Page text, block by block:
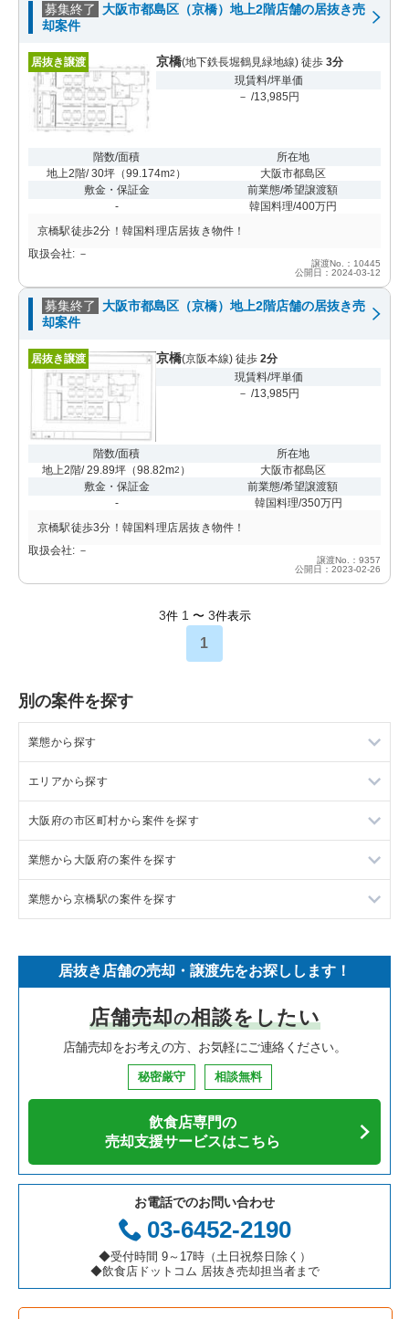
募集終了
大阪市都島区（京橋）地上2階店舗の居抜き売
却案件
居抜き譲渡 京橋(地下鉄長堀鶴見緑地線) 徒歩 3分
現賃料/坪単価
－ /13,985円
階数/面積
地上2階/ 30坪 （99.174m2 ）
所在地
大阪市都島区
敷金・保証金
-
前業態/希望譲渡額
韓国料理/400万円
京橋駅徒歩2分！韓国料理店居抜き物件！
取扱会社: －
譲渡No.：10445
公開日：2024-03-12
募集終了
大阪市都島区（京橋）地上2階店舗の居抜き売
却案件
居抜き譲渡 京橋(京阪本線) 徒歩 2分
現賃料/坪単価
－ /13,985円
階数/面積
地上2階/ 29.89坪 （98.82m2 ）
所在地
大阪市都島区
敷金・保証金
-
前業態/希望譲渡額
韓国料理/350万円
京橋駅徒歩3分！韓国料理店居抜き物件！
取扱会社: －
譲渡No.：9357
公開日：2023-02-26
3件 1 〜 3件表示
1
別の案件を探す
業態から探す
ラーメンの居抜き売却物件の案件一覧
フランス料理の居抜き売却物件の案件一覧
イタリア料理の居抜き売却物件の案件一覧
中華の居抜き売却物件の案件一覧
寿司の居抜き売却物件の案件一覧
焼肉の居抜き売却物件の案件一覧
鉄板焼き・お好み焼の居抜き売却物件の案件一覧
カフェの居抜き売却物件の案件一覧
テイクアウトの居抜き売却物件の案件一覧
お弁当・惣菜・デリの居抜き売却物件の案件一覧
カラオケ・パブ・スナックの居抜き売却物件の案件一覧
バーの居抜き売却物件の案件一覧
エリアから探す
東京23区の飲食店の居抜き売却物件の案件一覧
東京都下の飲食店の居抜き売却物件の案件一覧
千葉県の飲食店の居抜き売却物件の案件一覧
神奈川県の飲食店の居抜き売却物件の案件一覧
大阪府の飲食店の居抜き売却物件の案件一覧
兵庫県の飲食店の居抜き売却物件の案件一覧
愛知県の飲食店の居抜き売却物件の案件一覧
岐阜県の飲食店の居抜き売却物件の案件一覧
三重県の飲食店の居抜き売却物件の案件一覧
大阪府の市区町村から案件を探す
大阪市北区の飲食店の居抜き売却物件の案件一覧
大阪市中央区の飲食店の居抜き売却物件の案件一覧
堺市北区の飲食店の居抜き売却物件の案件一覧
堺市中区の飲食店の居抜き売却物件の案件一覧
大阪市西区の飲食店の居抜き売却物件の案件一覧
大阪市福島区の飲食店の居抜き売却物件の案件一覧
豊中市の飲食店の居抜き売却物件の案件一覧
大阪市都島区の飲食店の居抜き売却物件の案件一覧
大阪市阿倍野区の飲食店の居抜き売却物件の案件一覧
東大阪市の飲食店の居抜き売却物件の案件一覧
業態から大阪府の案件を探す
大阪府のラーメンの居抜き売却物件の案件一覧
大阪府のイタリア料理の居抜き売却物件の案件一覧
大阪府の中華の居抜き売却物件の案件一覧
大阪府のそば・うどんの居抜き売却物件の案件一覧
大阪府の焼肉の居抜き売却物件の案件一覧
大阪府の鉄板焼き・お好み焼の居抜き売却物件の案件一覧
大阪府のアジア料理の居抜き売却物件の案件一覧
大阪府のカフェの居抜き売却物件の案件一覧
大阪府のテイクアウトの居抜き売却物件の案件一覧
業態から京橋駅の案件を探す
京橋駅のイタリア料理の居抜き売却物件の案件一覧
京橋駅のアジア料理の居抜き売却物件の案件一覧
京橋駅のバーの居抜き売却物件の案件一覧
京橋駅の和食の居抜き売却物件の案件一覧
居抜き店舗の売却・譲渡先をお探しします！
店舗売却の相談をしたい
店舗売却をお考えの方、お気軽にご連絡ください。
秘密厳守 相談無料
飲食店専門の
売却支援サービスはこちら
お電話でのお問い合わせ
03-6452-2190
◆受付時間 9～17時（土日祝祭日除く）
◆飲食店ドットコム 居抜き売却担当者まで